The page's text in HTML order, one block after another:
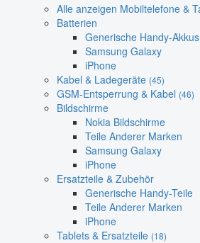
Alle anzeigen Mobiltelefone &
Batterien
Generische Handy-Akkus
Samsung Galaxy
iPhone
Kabel & Ladegeräte (45)
GSM-Entsperrung & Kabel (46)
Bildschirme
Nokia Bildschirme
Teile Anderer Marken
Samsung Galaxy
iPhone
Ersatzteile & Zubehör
Generische Handy-Teile
Teile Anderer Marken
iPhone
Tablets & Ersatzteile (18)